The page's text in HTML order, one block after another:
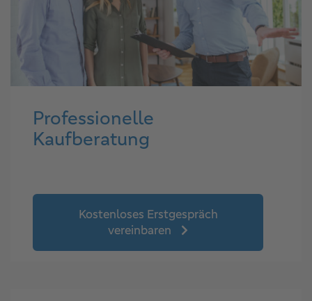
Professionelle
Kaufberatung
Kostenloses Erstgespräch
vereinbaren